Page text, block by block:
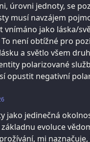
úrovni jednoty, se
musí navzájem
vnímáno jako láska/
není obtížné pro
a světlo všem
polarizované
opustit negativní
jako jedinečná
evoluce
mi naznačuje,